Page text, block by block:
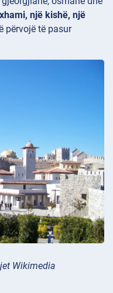
një kishë, një
përvojë të pasur
Wikimedia